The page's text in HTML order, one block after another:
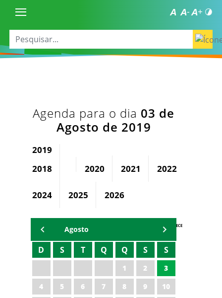
Agenda para o dia 03 de
Agosto de 2019
2019
2018
2020 2021 2022
2024 2025 2026
AGENDA IPECE
Agosto
D S T Q Q S S
1 2
3
4
5 6 7 8 9
10